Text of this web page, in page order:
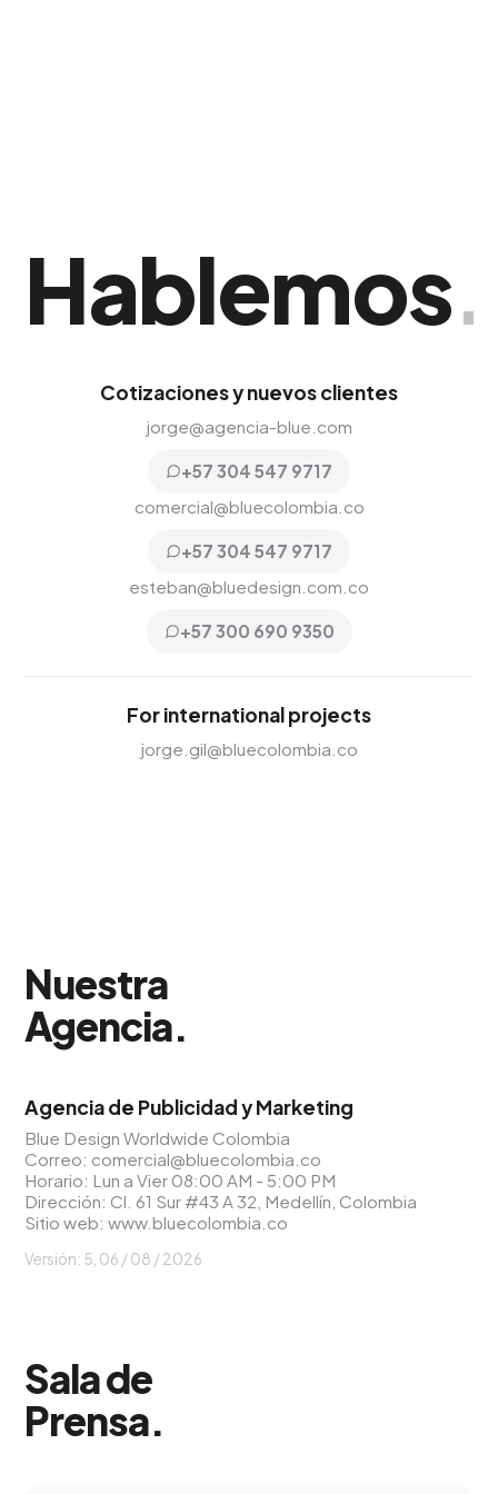
Hablemos.
Cotizaciones y nuevos clientes
jorge@agencia-blue.com
+57 304 547 9717
comercial@bluecolombia.co
+57 304 547 9717
esteban@bluedesign.com.co
+57 300 690 9350
For international projects
jorge.gil@bluecolombia.co
Nuestra
Agencia.
Agencia de Publicidad y Marketing
Blue Design Worldwide Colombia
Correo: comercial@bluecolombia.co
Horario: Lun a Vier 08:00 AM - 5:00 PM
Dirección: Cl. 61 Sur #43 A 32, Medellín, Colombia
Sitio web:www.bluecolombia.co
Versión: 5, 06 / 08 / 2026
Sala de
Prensa.